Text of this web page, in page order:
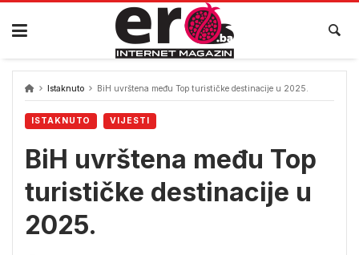
Skip
content
Istaknuto BiH uvrštena među Top turističke destinacije u 2025.
ISTAKNUTO VIJESTI
BiH uvrštena među Top
turističke destinacije u
2025.